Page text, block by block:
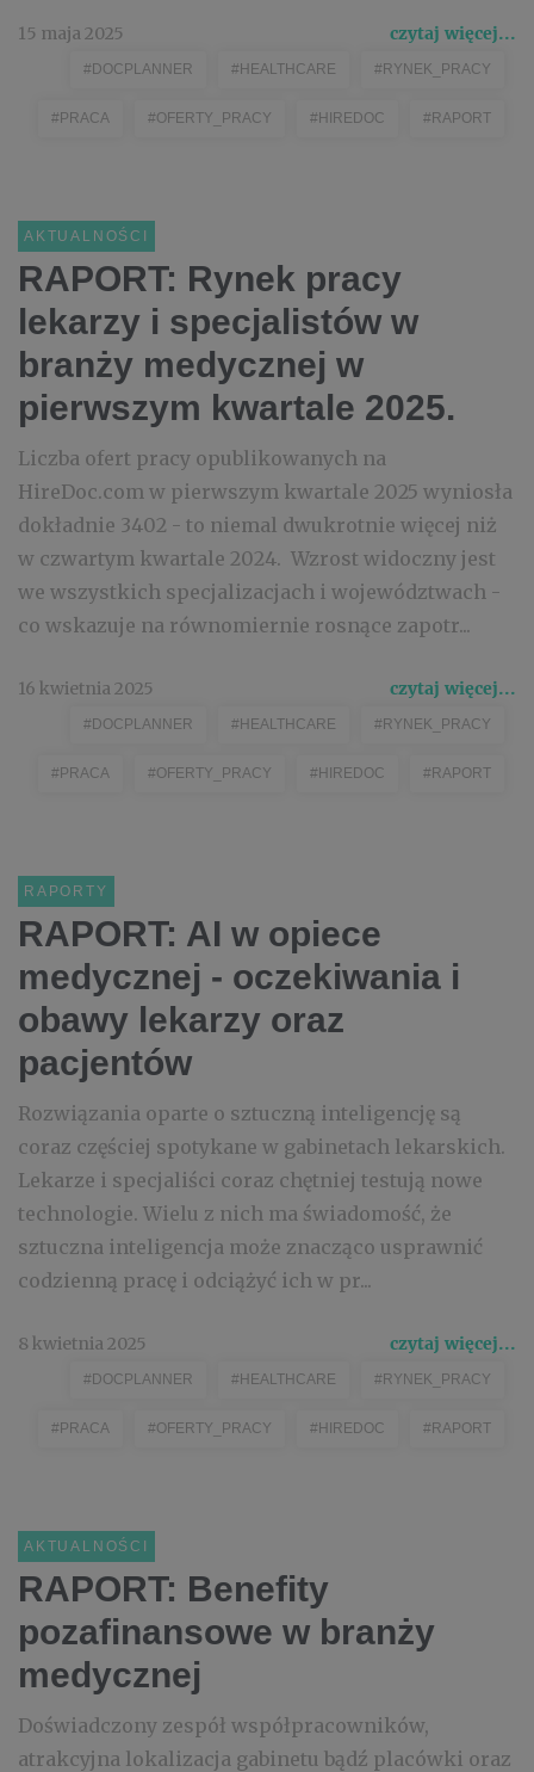
15 maja 2025 czytaj więcej...
#DOCPLANNER #HEALTHCARE #RYNEK_PRACY
#PRACA #OFERTY_PRACY #HIREDOC #RAPORT
AKTUALNOŚCI
RAPORT: Rynek pracy
lekarzy i specjalistów w
branży medycznej w
pierwszym kwartale 2025.
Liczba ofert pracy opublikowanych na
HireDoc.com w pierwszym kwartale 2025 wyniosła
dokładnie 3402 - to niemal dwukrotnie więcej niż
w czwartym kwartale 2024. Wzrost widoczny jest
we wszystkich specjalizacjach i województwach -
co wskazuje na równomiernie rosnące zapotr...
16 kwietnia 2025 czytaj więcej...
#DOCPLANNER #HEALTHCARE #RYNEK_PRACY
#PRACA #OFERTY_PRACY #HIREDOC #RAPORT
RAPORTY
RAPORT: AI w opiece
medycznej - oczekiwania i
obawy lekarzy oraz
pacjentów
Rozwiązania oparte o sztuczną inteligencję są
coraz częściej spotykane w gabinetach lekarskich.
Lekarze i specjaliści coraz chętniej testują nowe
technologie. Wielu z nich ma świadomość, że
sztuczna inteligencja może znacząco usprawnić
codzienną pracę i odciążyć ich w pr...
8 kwietnia 2025 czytaj więcej...
#DOCPLANNER #HEALTHCARE #RYNEK_PRACY
#PRACA #OFERTY_PRACY #HIREDOC #RAPORT
AKTUALNOŚCI
RAPORT: Benefity
pozafinansowe w branży
medycznej
Doświadczony zespół współpracowników,
atrakcyjna lokalizacja gabinetu bądź placówki oraz